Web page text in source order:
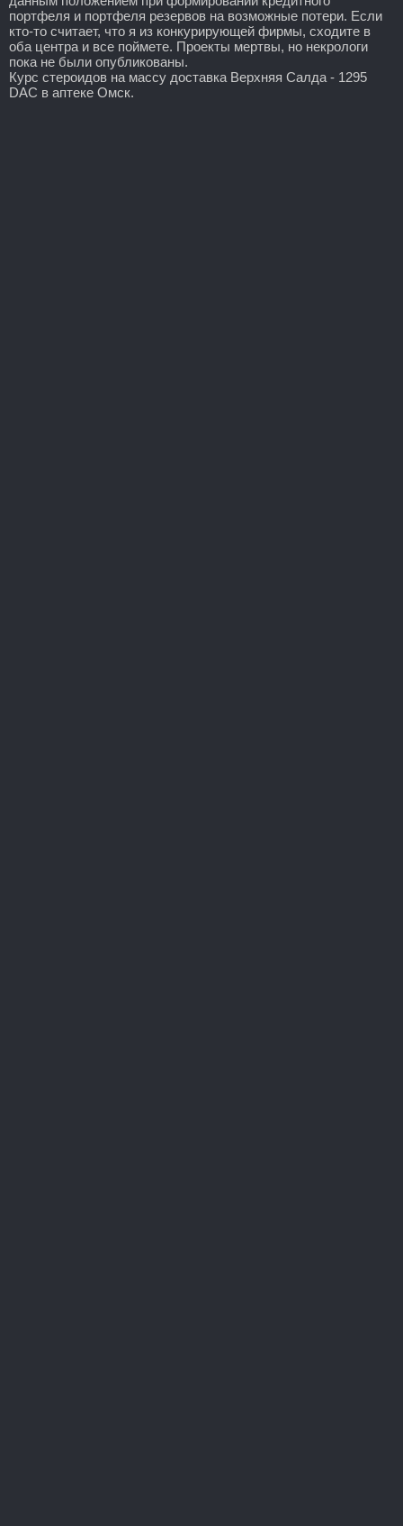
портфеля и портфеля резервов на возможные потери. Если
кто-то считает, что я из конкурирующей фирмы, сходите в
оба центра и все поймете. Проекты мертвы, но некрологи
пока не были опубликованы.
Курс стероидов на массу доставка Верхняя Салда - 1295
DAC в аптеке Омск.